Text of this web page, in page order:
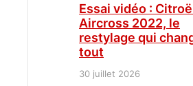
Essai vidéo :
Aircross 2022, le
restylage qui
tout
30 juillet 2026